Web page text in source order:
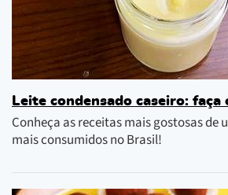
Leite condensado caseiro: faça
Conheça as receitas mais gostosas de
mais consumidos no Brasil!